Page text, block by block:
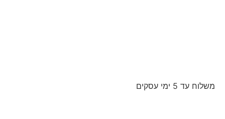
משלוח עד 5 ימי עסקים